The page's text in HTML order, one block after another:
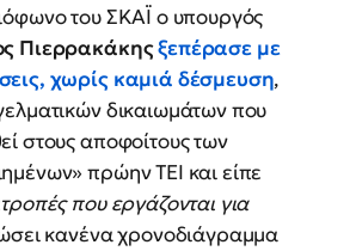
του ΣΚΑΪ ο υπουργός
Πιερρακάκηςξεπέρασε με
χωρίς καμιά δέσμευση,
δικαιωμάτων που
στους αποφοίτους των
πρώην ΤΕΙ και είπε
που εργάζονται για
κανένα χρονοδιάγραμμα